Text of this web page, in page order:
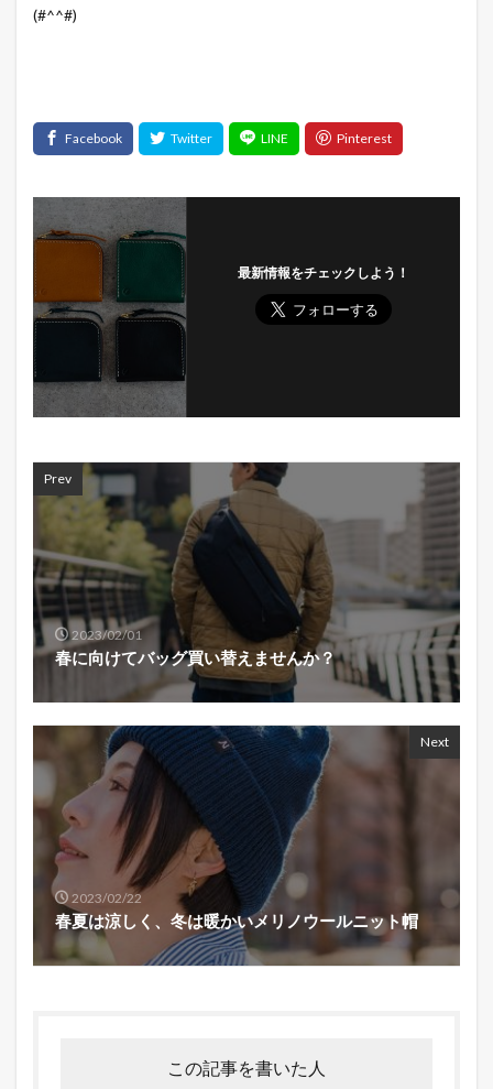
(#^^#)
最新情報をチェックしよう！
Prev
2023/02/01
春に向けてバッグ買い替えませんか？
Next
2023/02/22
春夏は涼しく、冬は暖かいメリノウールニット帽
この記事を書いた人